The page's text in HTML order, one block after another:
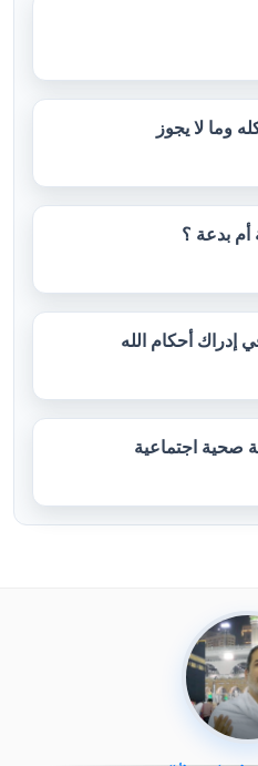
وما لا يجوز
بدعة ؟
إدراك أحكام الله